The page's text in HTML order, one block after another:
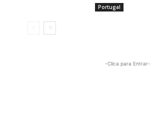
Portugal
-Clica para Entrar-